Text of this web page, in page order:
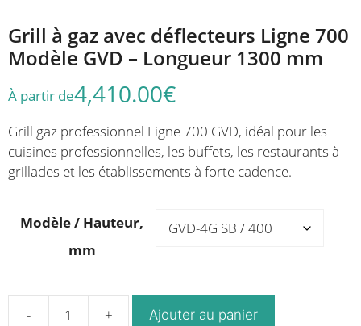
Grill à gaz avec déflecteurs Ligne 700
Modèle GVD – Longueur 1300 mm
À partir de4,410.00€
Grill gaz professionnel Ligne 700 GVD, idéal pour les
cuisines professionnelles, les buffets, les restaurants à
grillades et les établissements à forte cadence.
Modèle / Hauteur,
mm
Ajouter au panier